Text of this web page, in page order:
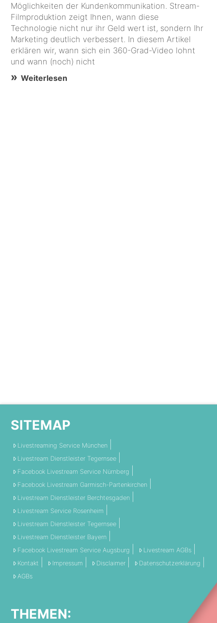
Möglichkeiten der Kundenkommunikation. Stream-
Filmproduktion zeigt Ihnen, wann diese
Technologie nicht nur ihr Geld wert ist, sondern Ihr
Marketing deutlich verbessert. In diesem Artikel
erklären wir, wann sich ein 360-Grad-Video lohnt
und wann (noch) nicht
Weiterlesen
SITEMAP
Livestreaming Service München
Livestream Dienstleister Tegernsee
Facebook Livestream Service Nürnberg
Facebook Livestream Garmisch-Partenkirchen
Livestream Dienstleister Berchtesgaden
Livestream Service Rosenheim
Livestream Dienstleister Tegernsee
Livestream Dienstleister Bayern
Facebook Livestream Service Augsburg
Livestream AGBs
Kontakt
Impressum Disclaimer
Datenschutzerklärung
AGBs
THEMEN: